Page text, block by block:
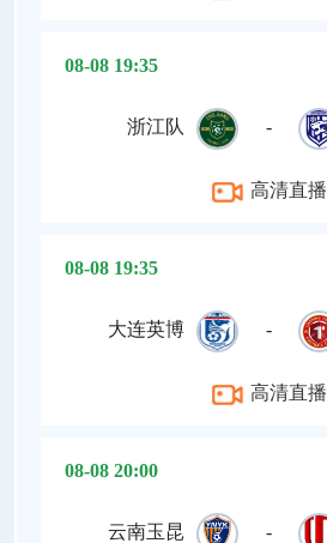
08-08 19:35
浙江队 -
高清直播
08-08 19:35
大连英博 -
高清直播
08-08 20:00
云南玉昆 -